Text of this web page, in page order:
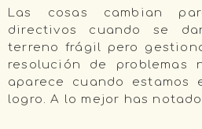
Las cosas cambian
directivos cuando se
terreno frágil pero
resolución de
aparece cuando
logro. A lo mejor has